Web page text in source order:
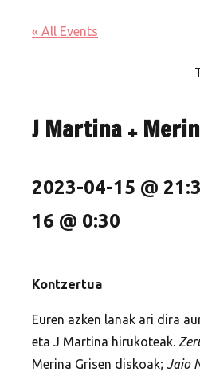
« All Events
J Martina +
2023-04-15 @
16 @ 0:30
Kontzertua
Euren azken lanak ari dira
eta J Martina hirukoteak.
Merina Grisen diskoak; Jaio